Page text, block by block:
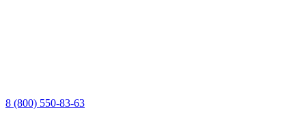
8 (800) 550-83-63